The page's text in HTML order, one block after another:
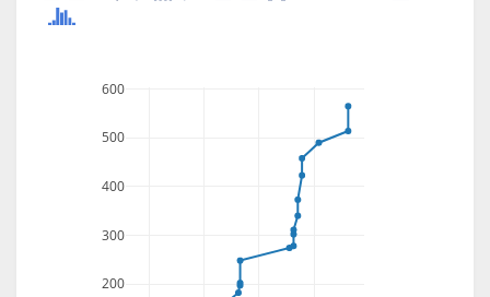
200
300
400
500
600